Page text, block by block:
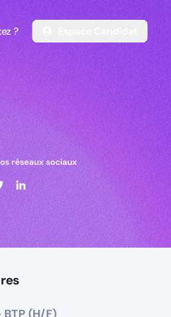
?
réseaux sociaux
(H/F)